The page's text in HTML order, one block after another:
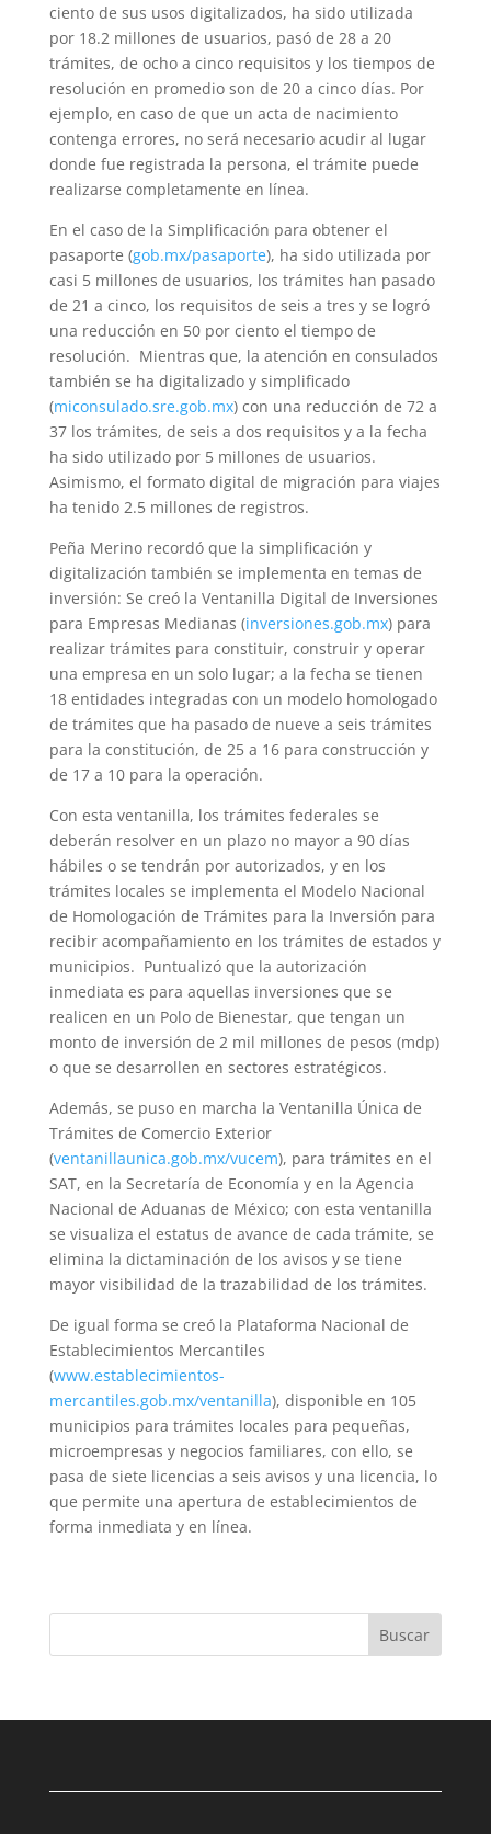
ciento de sus usos digitalizados, ha sido utilizada
por 18.2 millones de usuarios, pasó de 28 a 20
trámites, de ocho a cinco requisitos y los tiempos de
resolución en promedio son de 20 a cinco días. Por
ejemplo, en caso de que un acta de nacimiento
contenga errores, no será necesario acudir al lugar
donde fue registrada la persona, el trámite puede
realizarse completamente en línea.
En el caso de la Simplificación para obtener el
pasaporte (gob.mx/pasaporte), ha sido utilizada por
casi 5 millones de usuarios, los trámites han pasado
de 21 a cinco, los requisitos de seis a tres y se logró
una reducción en 50 por ciento el tiempo de
resolución. Mientras que, la atención en consulados
también se ha digitalizado y simplificado
(miconsulado.sre.gob.mx) con una reducción de 72 a
37 los trámites, de seis a dos requisitos y a la fecha
ha sido utilizado por 5 millones de usuarios.
Asimismo, el formato digital de migración para viajes
ha tenido 2.5 millones de registros.
Peña Merino recordó que la simplificación y
digitalización también se implementa en temas de
inversión: Se creó la Ventanilla Digital de Inversiones
para Empresas Medianas (inversiones.gob.mx) para
realizar trámites para constituir, construir y operar
una empresa en un solo lugar; a la fecha se tienen
18 entidades integradas con un modelo homologado
de trámites que ha pasado de nueve a seis trámites
para la constitución, de 25 a 16 para construcción y
de 17 a 10 para la operación.
Con esta ventanilla, los trámites federales se
deberán resolver en un plazo no mayor a 90 días
hábiles o se tendrán por autorizados, y en los
trámites locales se implementa el Modelo Nacional
de Homologación de Trámites para la Inversión para
recibir acompañamiento en los trámites de estados y
municipios. Puntualizó que la autorización
inmediata es para aquellas inversiones que se
realicen en un Polo de Bienestar, que tengan un
monto de inversión de 2 mil millones de pesos (mdp)
o que se desarrollen en sectores estratégicos.
Además, se puso en marcha la Ventanilla Única de
Trámites de Comercio Exterior
(ventanillaunica.gob.mx/vucem), para trámites en el
SAT, en la Secretaría de Economía y en la Agencia
Nacional de Aduanas de México; con esta ventanilla
se visualiza el estatus de avance de cada trámite, se
elimina la dictaminación de los avisos y se tiene
mayor visibilidad de la trazabilidad de los trámites.
De igual forma se creó la Plataforma Nacional de
Establecimientos Mercantiles
(www.establecimientos-
mercantiles.gob.mx/ventanilla), disponible en 105
municipios para trámites locales para pequeñas,
microempresas y negocios familiares, con ello, se
pasa de siete licencias a seis avisos y una licencia, lo
que permite una apertura de establecimientos de
forma inmediata y en línea.
Buscar